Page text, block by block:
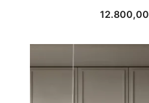
12.800,00